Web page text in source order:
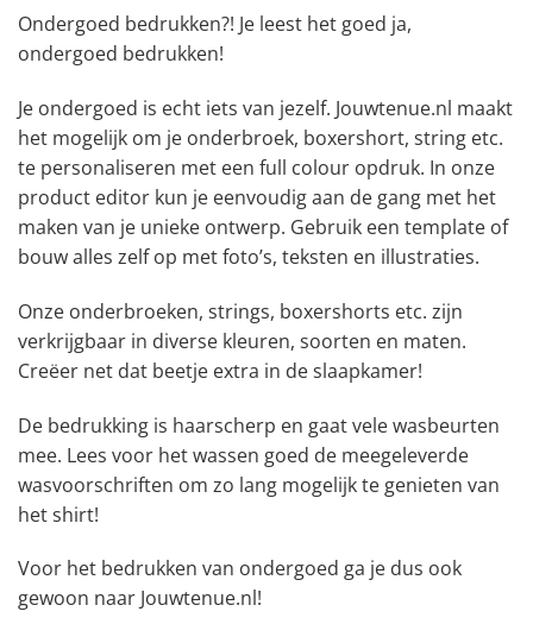
Ondergoed bedrukken?! Je leest het goed ja,
ondergoed bedrukken!
Je ondergoed is echt iets van jezelf. Jouwtenue.nl maakt
het mogelijk om je onderbroek, boxershort, string etc.
te personaliseren met een full colour opdruk. In onze
product editor kun je eenvoudig aan de gang met het
maken van je unieke ontwerp. Gebruik een template of
bouw alles zelf op met foto’s, teksten en illustraties.
Onze onderbroeken, strings, boxershorts etc. zijn
verkrijgbaar in diverse kleuren, soorten en maten.
Creëer net dat beetje extra in de slaapkamer!
De bedrukking is haarscherp en gaat vele wasbeurten
mee. Lees voor het wassen goed de meegeleverde
wasvoorschriften om zo lang mogelijk te genieten van
het shirt!
Voor het bedrukken van ondergoed ga je dus ook
gewoon naar Jouwtenue.nl!